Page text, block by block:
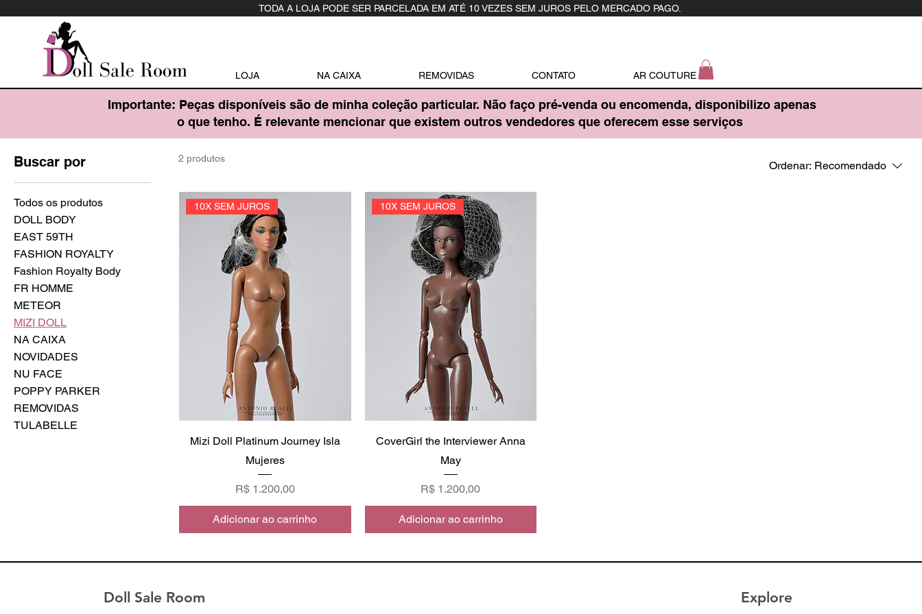
TODA A LOJA PODE SER PARCELADA EM ATÉ 10 VEZES SEM JUROS PELO MERCADO PAGO.
LOJA NA CAIXA REMOVIDAS CONTATO AR COUTURE
Importante: Peças disponíveis são de minha coleção particular. Não faço pré-venda ou encomenda, disponibilizo apenas
o que tenho. É relevante mencionar que existem outros vendedores que oferecem esse serviços
Buscar por
Todos os produtos
DOLL BODY
EAST 59TH
FASHION ROYALTY
Fashion Royalty Body
FR HOMME
METEOR
MIZI DOLL
NA CAIXA
NOVIDADES
NU FACE
POPPY PARKER
REMOVIDAS
TULABELLE
2 produtos
Ordenar: Recomendado
10X SEM JUROS
Mizi Doll Platinum Journey Isla
Mujeres
Preço
R$ 1.200,00
Adicionar ao carrinho
10X SEM JUROS
CoverGirl the Interviewer Anna
May
Preço
R$ 1.200,00
Adicionar ao carrinho
Doll Sale Room Explore